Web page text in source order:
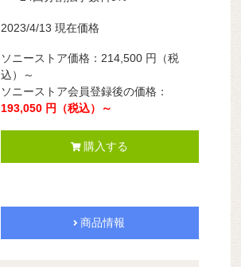
2023/4/13 現在価格
ソニーストア価格：214,500 円（税
込）～
ソニーストア会員登録後の価格：
193,050 円（税込）～
購入する
商品情報